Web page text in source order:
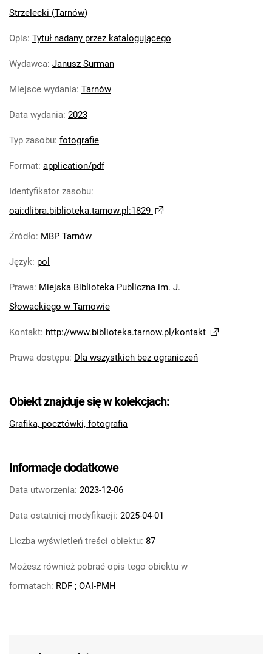
Strzelecki (Tarnów)
Opis: Tytuł nadany przez katalogującego
Wydawca: Janusz Surman
Miejsce wydania: Tarnów
Data wydania: 2023
Typ zasobu: fotografie
Format: application/pdf
Identyfikator zasobu:
oai:dlibra.biblioteka.tarnow.pl:1829
Źródło: MBP Tarnów
Język: pol
Prawa: Miejska Biblioteka Publiczna im. J.
Słowackiego w Tarnowie
Kontakt: http://www.biblioteka.tarnow.pl/kontakt
Prawa dostępu: Dla wszystkich bez ograniczeń
Obiekt znajduje się w kolekcjach:
Grafika, pocztówki, fotografia
Informacje dodatkowe
Data utworzenia: 2023-12-06
Data ostatniej modyfikacji: 2025-04-01
Liczba wyświetleń treści obiektu: 87
Możesz również pobrać opis tego obiektu w
formatach: RDF ; OAI-PMH